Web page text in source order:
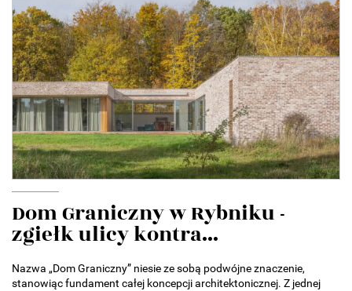
Dom Graniczny w Rybniku -
zgiełk ulicy kontra...
Nazwa „Dom Graniczny” niesie ze sobą podwójne znaczenie,
stanowiąc fundament całej koncepcji architektonicznej. Z jednej